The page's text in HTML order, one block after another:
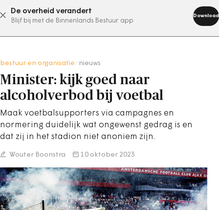
De overheid verandert
Blijf bij met de Binnenlands Bestuur app
Download
abonneer nu
bestuur en organisatie nieuws
Minister: kijk goed naar
alcoholverbod bij voetbal
Maak voetbalsupporters via campagnes en
normering duidelijk wat ongewenst gedrag is en
dat zij in het stadion niet anoniem zijn.
Wouter Boonstra 10 oktober 2023